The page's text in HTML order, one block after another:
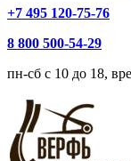
+7 495 120-75-76
8 800 500-54-29
пн-сб с 10 до 18,